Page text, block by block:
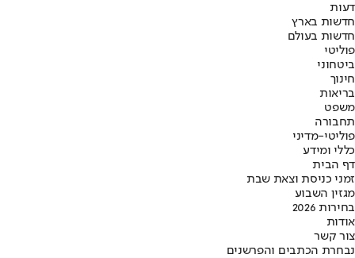
דעות
חדשות בארץ
חדשות בעולם
פוליטי
ביטחוני
חינוך
בריאות
משפט
תחבורה
פוליטי-מדיני
כללי ומידע
דף הבית
זמני כניסת וצאת שבת
מגזין השבוע
בחירות 2026
אודות
צור קשר
נבחרת הכתבים והפרשנים